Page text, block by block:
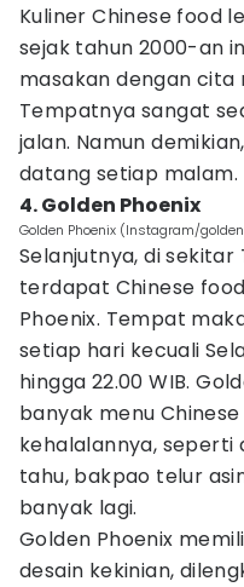
Kuliner Chinese food
sejak tahun 2000-an
masakan dengan cita
Tempatnya sangat
jalan. Namun
datang setiap malam.
4. Golden Phoenix
Golden Phoenix (Instagram/
Selanjutnya, di
terdapat Chinese
Phoenix. Tempat
setiap hari kecuali
hingga 22.00 WIB.
banyak menu
kehalalannya, seperti
tahu, bakpao telur
banyak lagi.
Golden Phoenix
desain kekinian,